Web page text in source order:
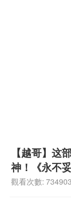
【越哥】这
神！《永不妥
觀看次數: